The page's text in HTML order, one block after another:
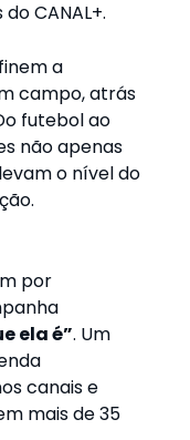
CANAL+.
a
campo, atrás
futebol ao
não apenas
o nível do
por
ela é”. Um
canais e
mais de 35